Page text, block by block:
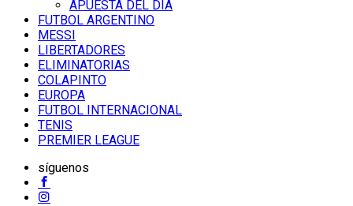
APUESTA DEL DÍA
FUTBOL ARGENTINO
MESSI
LIBERTADORES
ELIMINATORIAS
COLAPINTO
EUROPA
FUTBOL INTERNACIONAL
TENIS
PREMIER LEAGUE
síguenos